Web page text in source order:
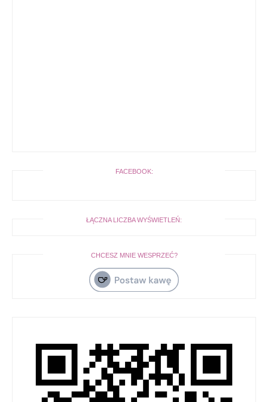
FACEBOOK:
ŁĄCZNA LICZBA WYŚWIETLEŃ:
CHCESZ MNIE WESPRZEĆ?